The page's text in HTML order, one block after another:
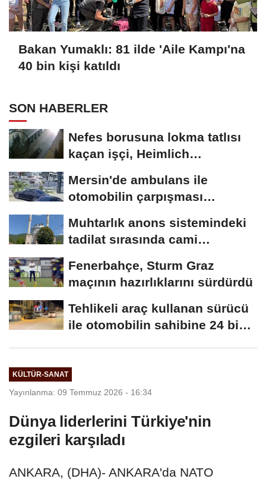
Bakan Yumaklı: 81 ilde 'Aile Kampı'na
40 bin kişi katıldı
SON HABERLER
Nefes borusuna lokma tatlısı
kaçan işçi, Heimlich
Mersin'de ambulans ile
otomobilin çarpışması
Muhtarlık anons sistemindeki
tadilat sırasında cami
Fenerbahçe, Sturm Graz
maçının hazırlıklarını sürdürdü
Tehlikeli araç kullanan sürücü
ile otomobilin sahibine 24 bin
KÜLTÜR-SANAT
Yayınlanma: 09 Temmuz 2026 - 16:34
Dünya liderlerini Türkiye'nin
ezgileri karşıladı
ANKARA, (DHA)- ANKARA'da NATO